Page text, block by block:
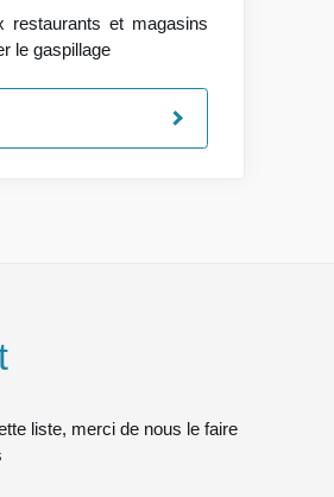
restaurants et magasins
le gaspillage
liste, merci de nous le faire